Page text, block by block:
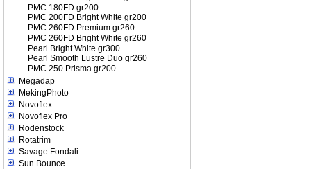
PMC 180FD gr200
PMC 200FD Bright White gr200
PMC 260FD Premium gr260
PMC 260FD Bright White gr260
Pearl Bright White gr300
Pearl Smooth Lustre Duo gr260
PMC 250 Prisma gr200
Megadap
MekingPhoto
Novoflex
Novoflex Pro
Rodenstock
Rotatrim
Savage Fondali
Sun Bounce